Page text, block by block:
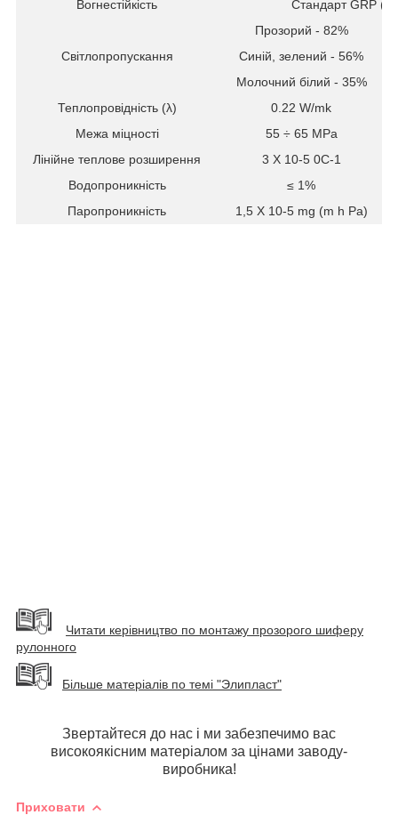
Вогнестійкість Стандарт GRP
Світлопропускання
Прозорий - 82%
Синій, зелений - 56%
Молочний білий - 35%
Теплопровідність (λ)
0.22 W/mk
Межа міцності
55 ÷ 65 MPa
Лінійне теплове розширення
3 X 10-5 0C-1
Водопроникність
≤ 1%
Паропроникність
1,5 X 10-5mg (m h Pa)
Читати керівництво по монтажу прозорого шиферу
рулонного
Більше матеріалів по темі "Элипласт"
Звертайтеся до нас і ми забезпечимо вас
високоякісним матеріалом за цінами заводу-
виробника!
Приховати